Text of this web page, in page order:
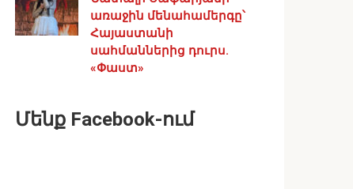
առաջին մենահամերգը՝
Հայաստանի
սահմաններից դուրս.
«Փաստ»
Մենք Facebook-ում